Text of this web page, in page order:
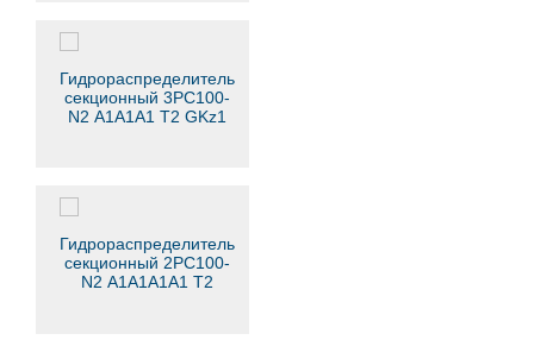
Гидрораспределитель
секционный 3РС100-
N2 А1А1А1 Т2 GKz1
Гидрораспределитель
секционный 2РС100-
N2 А1А1А1А1 Т2